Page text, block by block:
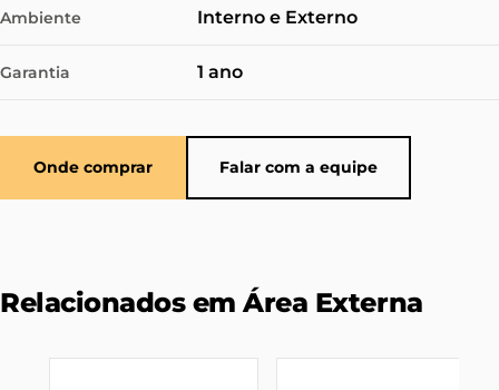
Ambiente Interno e Externo
Garantia 1 ano
Onde comprar Falar com a equipe
Relacionados em Área Externa